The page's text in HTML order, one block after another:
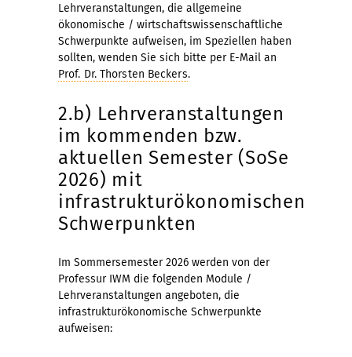
Lehrveranstaltungen, die allgemeine
ökonomische / wirtschaftswissenschaftliche
Schwerpunkte aufweisen, im Speziellen haben
sollten, wenden Sie sich bitte per E-Mail an
Prof. Dr. Thorsten Beckers.
2.b) Lehrveranstaltungen
im kommenden bzw.
aktuellen Semester (SoSe
2026) mit
infrastrukturökonomischen
Schwerpunkten
Im Sommersemester 2026 werden von der
Professur IWM die folgenden Module /
Lehrveranstaltungen angeboten, die
infrastrukturökonomische Schwerpunkte
aufweisen: